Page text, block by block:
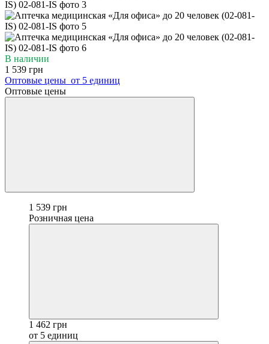
В наличии
1 539 грн
Оптовые цены от 5 единиц
Оптовые цены
1 539 грн
Розничная цена
1 462 грн
от 5 единиц